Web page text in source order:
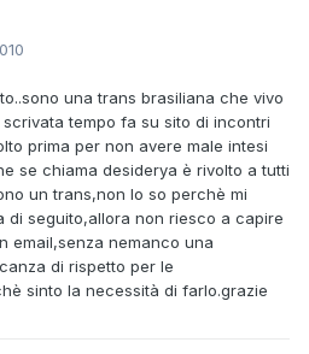
una trans brasiliana che vivo
tempo fa su sito di incontri
prima per non avere male intesi
se chiama desiderya è rivolto a tutti
un trans,non lo so perchè mi
di seguito,allora non riesco a capire
email,senza nemanco una
di rispetto per le
sinto la necessità di farlo.grazie